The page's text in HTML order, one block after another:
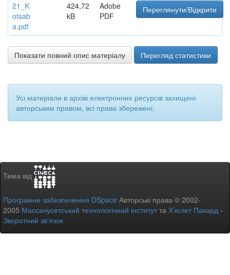
21_K
otsab
a.pdf
424,72
kB
Adobe
PDF
Переглянути/Відкрити
Показати повний опис матеріалу Перегляд статистики
Усі матеріали в архіві електронних ресурсів захищені
авторським правом, всі права збережені.
Тема від
Програмне забезпечення DSpace Авторські права © 2002-
2005 Массачусетський технологічний інститутта Х’юлет Пакард -
Зворотний зв’язок